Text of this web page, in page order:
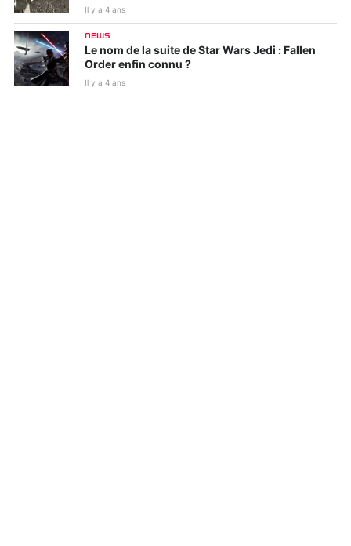
Il y a 4 ans
NEWS
Le nom de la suite de Star Wars Jedi : Fallen
Order enfin connu ?
Il y a 4 ans